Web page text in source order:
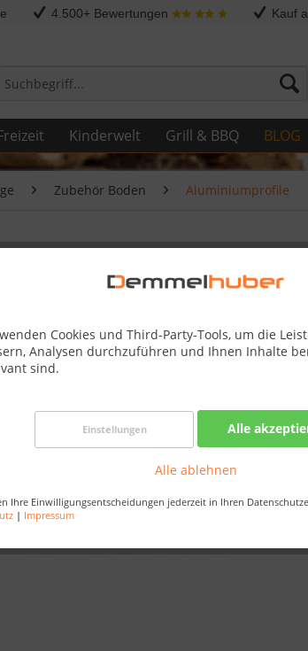
4.500+ Bewertungen Kauf
Kinderwelt Grill & BBQ BLOG
Cookies und Third-Party-Tools, um die
Analysen durchzuführen und Ihnen Inhalte
sind.
Einstellungen Alle
Alle ablehnen
Ihre Einwilligungsentscheidungen jederzeit in Ihren
| Impressum
Zubehör Boden Aluminiumprofile
bis 16 mm) Sand